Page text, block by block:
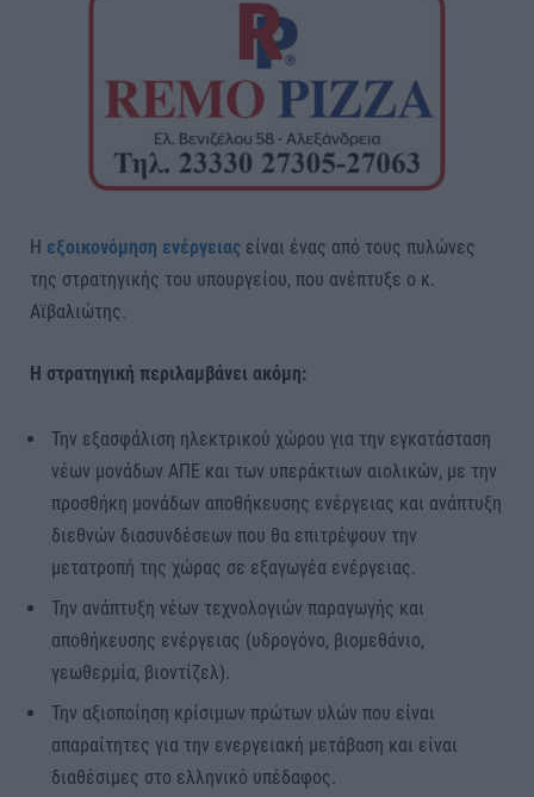
Η εξοικονόμηση ενέργειας είναι ένας από τους πυλώνες
της στρατηγικής του υπουργείου, που ανέπτυξε ο κ.
Αϊβαλιώτης.
Η στρατηγική περιλαμβάνει ακόμη:
Την εξασφάλιση ηλεκτρικού χώρου για την εγκατάσταση
νέων μονάδων ΑΠΕ και των υπεράκτιων αιολικών, με την
προσθήκη μονάδων αποθήκευσης ενέργειας και ανάπτυξη
διεθνών διασυνδέσεων που θα επιτρέψουν την
μετατροπή της χώρας σε εξαγωγέα ενέργειας.
Την ανάπτυξη νέων τεχνολογιών παραγωγής και
αποθήκευσης ενέργειας (υδρογόνο, βιομεθάνιο,
γεωθερμία, βιοντίζελ).
Την αξιοποίηση κρίσιμων πρώτων υλών που είναι
απαραίτητες για την ενεργειακή μετάβαση και είναι
διαθέσιμες στο ελληνικό υπέδαφος.